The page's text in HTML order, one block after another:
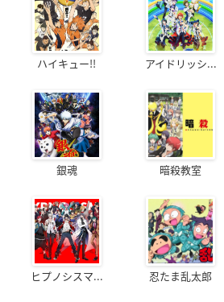
ハイキュー!! アイドリッシ...
銀魂 暗殺教室
ヒプノシスマ... 忍たま乱太郎